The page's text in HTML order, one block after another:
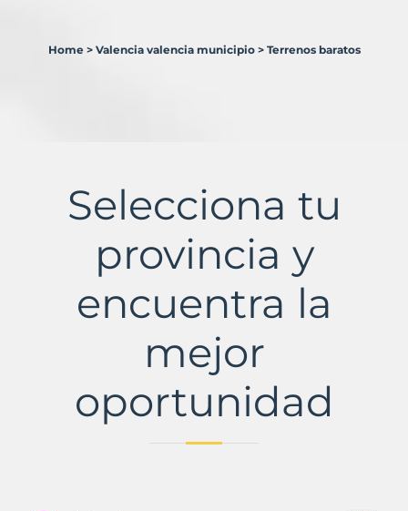
Murbalands
Home > Valencia valencia municipio > Terrenos baratos
Selecciona tu
provincia y
encuentra la
mejor
oportunidad